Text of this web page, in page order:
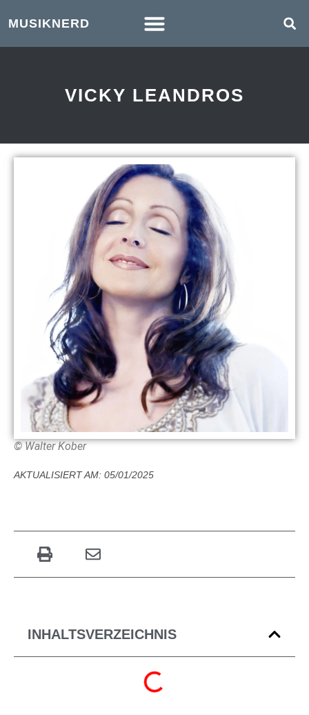
MUSIKNERD
VICKY LEANDROS
© Walter Kober
AKTUALISIERT AM: 05/01/2025
INHALTSVERZEICHNIS